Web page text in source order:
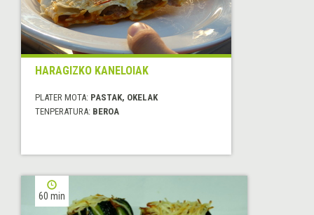
HARAGIZKO KANELOIAK
PLATER MOTA: PASTAK, OKELAK
TENPERATURA: BEROA
60 min